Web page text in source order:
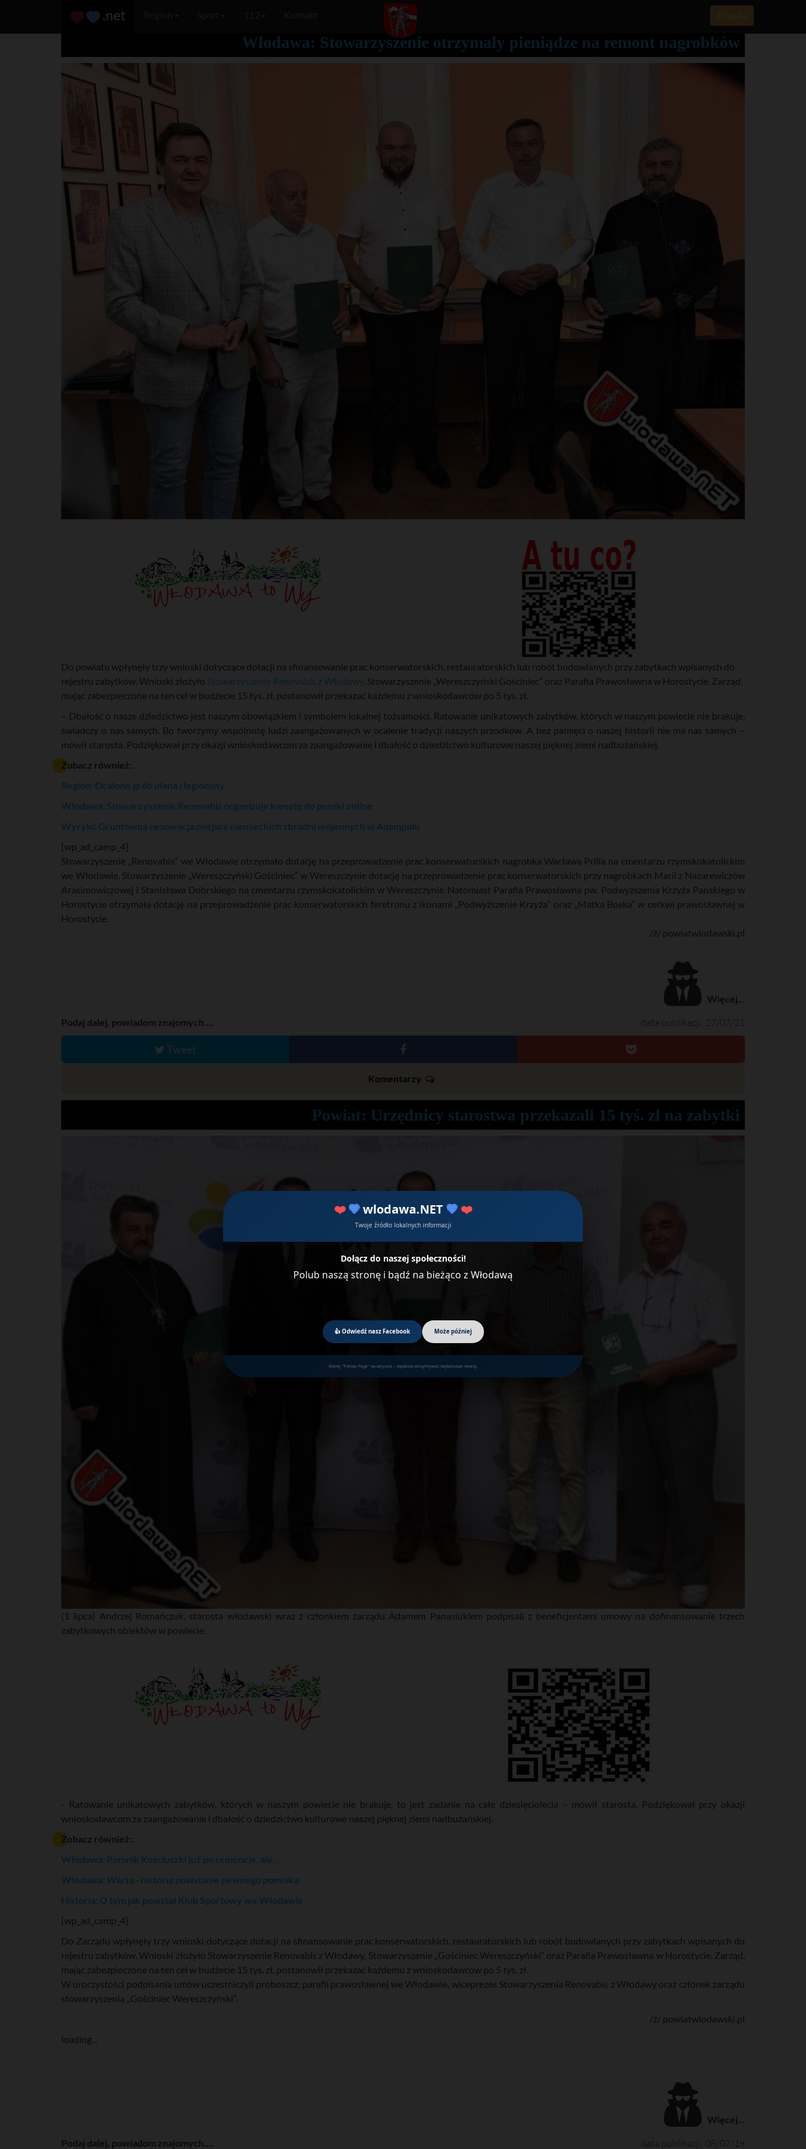
.net Pogoda
❤️ 💙wlodawa.NET 💙 ❤️
Twoje źródło lokalnych informacji
Dołącz do naszej społeczności!
Polub naszą stronę i bądź na bieżąco z Włodawą
👍 Odwiedź nasz Facebook Może później
Kliknij "Follow Page" na wtyczce – będziesz otrzymywać najświeższe newsy.
Włodawa: Stowarzyszenie otrzymały pieniądze na remont nagrobków
Do powiatu wpłynęły trzy wnioski dotyczące dotacji na sfinansowanie prac konserwatorskich, restauratorskich lub robót budowlanych przy zabytkach wpisanych do
rejestru zabytków. Wnioski złożyło Stowarzyszenie Renovabis z Włodawy, Stowarzyszenie „Wereszczyński Gościniec” oraz Parafia Prawosławna w Horostycie. Zarząd,
mając zabezpieczone na ten cel w budżecie 15 tys. zł, postanowił przekazać każdemu z wnioskodawców po 5 tys. zł.
– Dbałość o nasze dziedzictwo jest naszym obowiązkiem i symbolem lokalnej tożsamości. Ratowanie unikatowych zabytków, których w naszym powiecie nie brakuje,
świadczy o nas samych. Bo tworzymy wspólnotę ludzi zaangażowanych w ocalenie tradycji naszych przodków. A bez pamięci o naszej historii nie ma nas samych –
mówił starosta. Podziękował przy okazji wnioskodawcom za zaangażowanie i dbałość o dziedzictwo kulturowe naszej pięknej ziemi nadbużańskiej.
Zobacz również:.
Region: Ocalono grób ułana i legionisty
Włodawa: Stowarzyszenie Renovabis organizuje kwestę do puszki online
Wyryki: Gruntowna renowacja miejsca niemieckich zbrodni wojennych w Adampolu
[wp_ad_camp_4]
Stowarzyszenie „Renovabis” we Włodawie otrzymało dotację na przeprowadzenie prac konserwatorskich nagrobka Wacława Prilla na cmentarzu rzymskokatolickim
we Włodawie. Stowarzyszenie „Wereszczyński Gościniec” w Wereszczynie dotację na przeprowadzenie prac konserwatorskich przy nagrobkach Marii z Nazarewiczów
Arasimowiczowej i Stanisława Dobrskiego na cmentarzu rzymskokatolickim w Wereszczynie. Natomiast Parafia Prawosławna pw. Podwyższenia Krzyża Pańskiego w
Horostycie otrzymała dotację na przeprowadzenie prac konserwatorskich feretronu z ikonami „Podwyższenie Krzyża” oraz „Matka Boska” w cerkwi prawosławnej w
Horostycie.
/ź/ powiatwlodawski.pl
Więcej...
data publikacji: 27/07/21
Podaj dalej, powiadom znajomych....
Tweet
Komentarzy
Powiat: Urzędnicy starostwa przekazali 15 tyś. zł na zabytki
(1 lipca) Andrzej Romańczuk, starosta włodawski wraz z członkiem zarządu Adamem Panasiukiem podpisali z beneficjentami umowy na dofinansowanie trzech
zabytkowych obiektów w powiecie.
- Ratowanie unikatowych zabytków, których w naszym powiecie nie brakuje, to jest zadanie na całe dziesięciolecia – mówił starosta. Podziękował przy okazji
wnioskodawcom za zaangażowanie i dbałość o dziedzictwo kulturowe naszej pięknej ziemi nadbużańskiej.
Zobacz również:.
Włodawa: Pomnik Kościuszki już po remoncie, ale ...
Włodawa: Warta - historia powstanie pewnego pomnika
Historia: O tym jak powstał Klub Sportowy we Włodawie
[wp_ad_camp_4]
Do Zarządu wpłynęły trzy wnioski dotyczące dotacji na sfinansowanie prac konserwatorskich, restauratorskich lub robót budowlanych przy zabytkach wpisanych do
rejestru zabytków. Wnioski złożyło Stowarzyszenie Renovabis z Włodawy, Stowarzyszenie „Gościniec Wereszczyński” oraz Parafia Prawosławna w Horostycie. Zarząd,
mając zabezpieczone na ten cel w budżecie 15 tys. zł, postanowił przekazać każdemu z wnioskodawców po 5 tys. zł.
W uroczystości podpisania umów uczestniczyli proboszcz: parafii prawosławnej we Włodawie, wiceprezes Stowarzyszenia Renovabis z Włodawy oraz członek zarządu
stowarzyszenia „Gościniec Wereszczyński”.
/ź/ powiatwlodawski.pl
loading...
Więcej...
data publikacji: 08/07/19
Podaj dalej, powiadom znajomych....